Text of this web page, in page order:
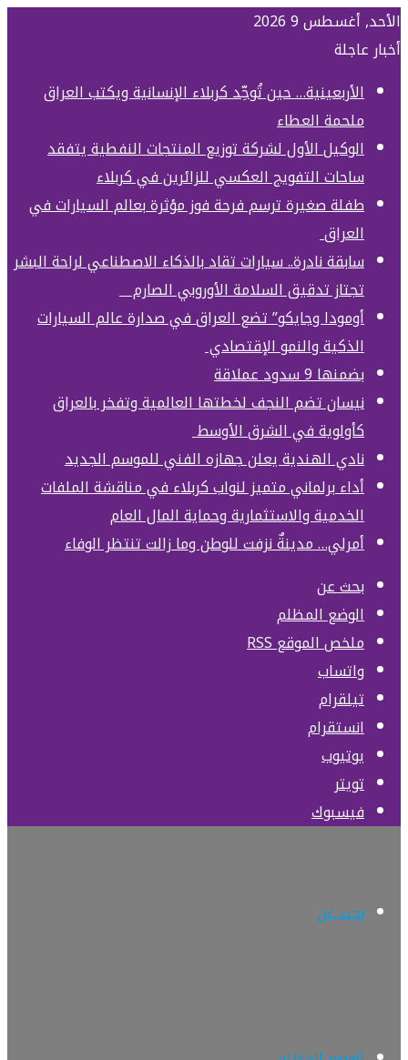
الأحد, أغسطس 9 2026
أخبار عاجلة
الأربعينية… حين تُوحِّد كربلاء الإنسانية ويكتب العراق
ملحمة العطاء
الوكيل الأول لشركة توزيع المنتجات النفطية يتفقد
ساحات التفويج العكسي للزائرين في كربلاء
طفلة صغيرة ترسم فرحة فوز مؤثرة بعالم السيارات في
العراق
سابقة نادرة.. سيارات تقاد بالذكاء الاصطناعي لراحة البشر
تجتاز تدقيق السلامة الأوروبي الصارم
أومودا وجايكو” تضع العراق في صدارة عالم السيارات
الذكية والنمو الإقتصادي
بضمنها 9 سدود عملاقة
نيسان تضم النجف لخطتها العالمية وتفخر بالعراق
كأولوية في الشرق الأوسط
نادي الهندية يعلن جهازه الفني للموسم الجديد
أداء برلماني متميز لنواب كربلاء في مناقشة الملفات
الخدمية والاستثمارية وحماية المال العام
أمرلي… مدينةٌ نزفت للوطن وما زالت تنتظر الوفاء
بحث عن
الوضع المظلم
ملخص الموقع RSS
واتساب
تيلقرام
انستقرام
يوتيوب
تويتر
فيسبوك
بحث عن